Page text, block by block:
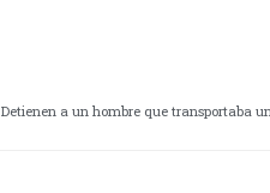
Detienen a un hombre que transportaba